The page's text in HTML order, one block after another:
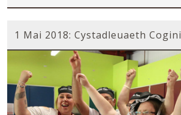
1 Mai 2018: Cystadleuaeth